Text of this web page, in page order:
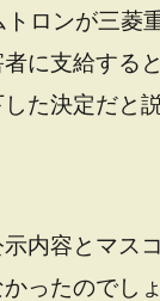
トロンが三菱
に支給する
た決定だと
内容とマス
ったのでし